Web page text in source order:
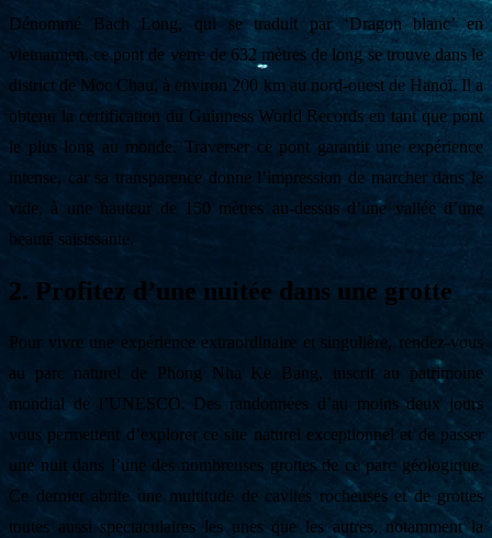
Dénommé Bach Long, qui se traduit par ‘Dragon blanc’ en
vietnamien, ce pont de verre de 632 mètres de long se trouve dans le
district de Moc Chau, à environ 200 km au nord-ouest de Hanoï. Il a
obtenu la certification du Guinness World Records en tant que pont
le plus long au monde. Traverser ce pont garantit une expérience
intense, car sa transparence donne l’impression de marcher dans le
vide, à une hauteur de 150 mètres au-dessus d’une vallée d’une
beauté saisissante.
2. Profitez d’une nuitée dans une grotte
Pour vivre une expérience extraordinaire et singulière, rendez-vous
au parc naturel de Phong Nha Ke Bang, inscrit au patrimoine
mondial de l’UNESCO. Des randonnées d’au moins deux jours
vous permettent d’explorer ce site naturel exceptionnel et de passer
une nuit dans l’une des nombreuses grottes de ce parc géologique.
Ce dernier abrite une multitude de cavités rocheuses et de grottes
toutes aussi spectaculaires les unes que les autres, notamment la